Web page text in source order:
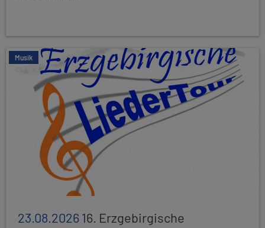
Musik
23.08.202616. Erzgebirgische